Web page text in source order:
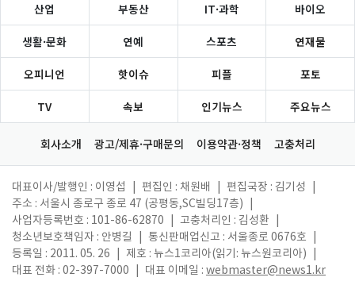
산업 부동산 IT·과학 바이오
생활·문화 연예 스포츠 연재물
오피니언 핫이슈 피플 포토
TV 속보 인기뉴스 주요뉴스
회사소개 광고/제휴·구매문의 이용약관·정책 고충처리
대표이사/발행인 : 이영섭 편집인 : 채원배 편집국장 : 김기성
주소 : 서울시 종로구 종로 47 (공평동,SC빌딩17층)
사업자등록번호 : 101-86-62870
고충처리인 : 김성환
청소년보호책임자 : 안병길
통신판매업신고 : 서울종로 0676호
등록일 : 2011. 05. 26
제호 : 뉴스1코리아(읽기: 뉴스원코리아)
대표 전화 : 02-397-7000
대표 이메일 : webmaster@news1.kr